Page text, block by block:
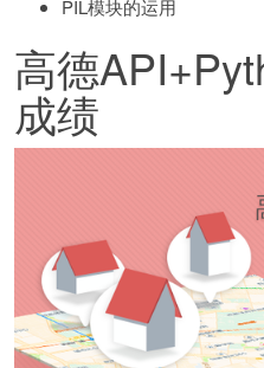
PIL模块的运用
高德
成绩